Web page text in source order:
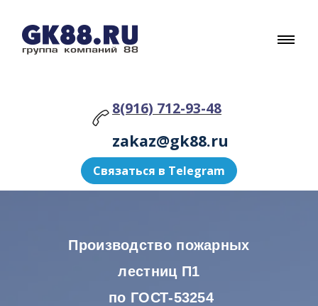
8(916) 712-93-48
zakaz@gk88.ru
Связаться в Telegram
Производство пожарных
лестниц П1
по ГОСТ-53254